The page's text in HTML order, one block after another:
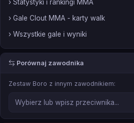
› Statystyki i rankingi MMA
› Gale Clout MMA - karty walk
› Wszystkie gale i wyniki
Porównaj zawodnika
Zestaw Boro z innym zawodnikiem: